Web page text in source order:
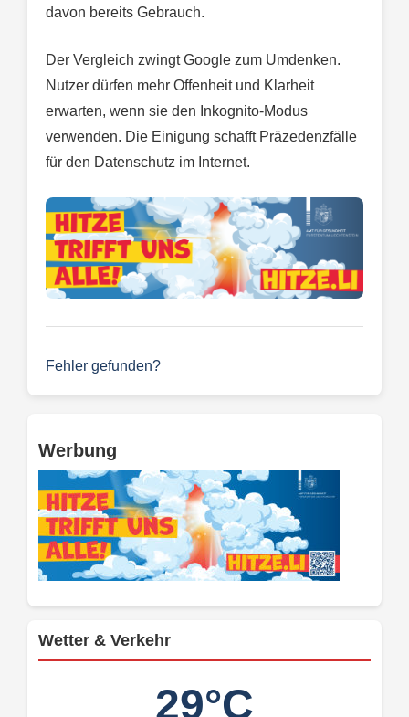
davon bereits Gebrauch.
Der Vergleich zwingt Google zum Umdenken.
Nutzer dürfen mehr Offenheit und Klarheit
erwarten, wenn sie den Inkognito-Modus
verwenden. Die Einigung schafft Präzedenzfälle
für den Datenschutz im Internet.
Fehler gefunden?
Werbung
Wetter & Verkehr
29°C